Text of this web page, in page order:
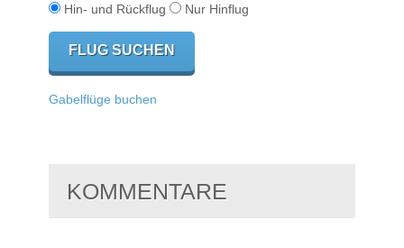
Hin- und Rückflug Nur Hinflug
Gabelflüge buchen
KOMMENTARE